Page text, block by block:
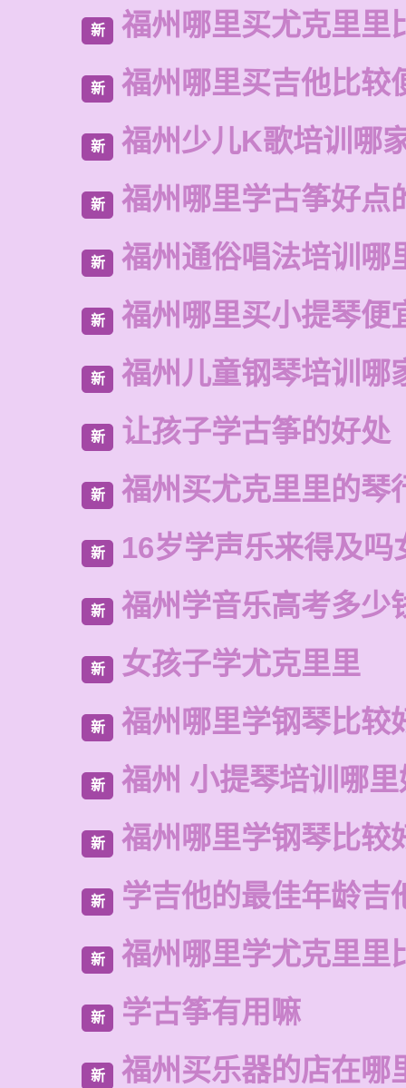
新 福州哪里买尤克里里
新 福州哪里买吉他比较
新 福州少儿K歌培训哪
新 福州哪里学古筝好点
新 福州通俗唱法培训哪
新 福州哪里买小提琴便
新 福州儿童钢琴培训哪
新 让孩子学古筝的好处
新 福州买尤克里里的琴
新 16岁学声乐来得及吗
新 福州学音乐高考多少
新 女孩子学尤克里里
新 福州哪里学钢琴比较
新 福州 小提琴培训哪里
新 福州哪里学钢琴比较
新 学吉他的最佳年龄吉
新 福州哪里学尤克里里
新 学古筝有用嘛
新 福州买乐器的店在哪